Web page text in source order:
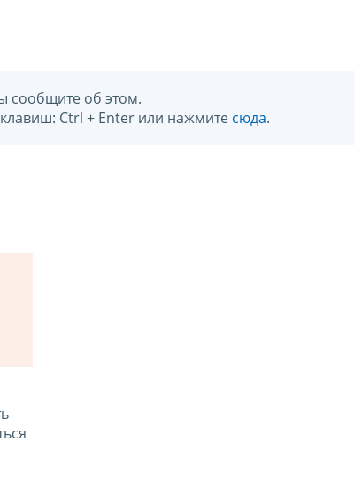
сообщите об этом.
Ctrl + Enter или нажмите сюда.